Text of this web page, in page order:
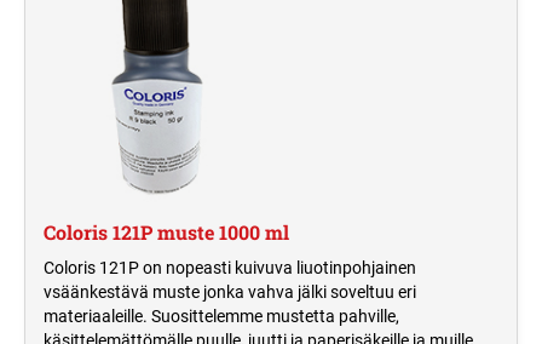
Coloris 121P muste 1000 ml
Coloris 121P on nopeasti kuivuva liuotinpohjainen
vsäänkestävä muste jonka vahva jälki soveltuu eri
materiaaleille. Suosittelemme mustetta pahville,